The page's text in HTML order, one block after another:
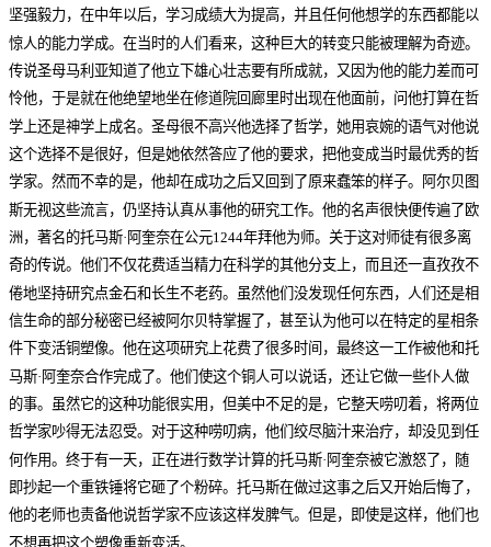
坚强毅力，在中年以后，学习成绩大为提高，并且任何他想学的东西都能以
惊人的能力学成。在当时的人们看来，这种巨大的转变只能被理解为奇迹。
传说圣母马利亚知道了他立下雄心壮志要有所成就，又因为他的能力差而可
怜他，于是就在他绝望地坐在修道院回廊里时出现在他面前，问他打算在哲
学上还是神学上成名。圣母很不高兴他选择了哲学，她用哀婉的语气对他说
这个选择不是很好，但是她依然答应了他的要求，把他变成当时最优秀的哲
学家。然而不幸的是，他却在成功之后又回到了原来蠢笨的样子。阿尔贝图
斯无视这些流言，仍坚持认真从事他的研究工作。他的名声很快便传遍了欧
洲，著名的托马斯·阿奎奈在公元1244年拜他为师。关于这对师徒有很多离
奇的传说。他们不仅花费适当精力在科学的其他分支上，而且还一直孜孜不
倦地坚持研究点金石和长生不老药。虽然他们没发现任何东西，人们还是相
信生命的部分秘密已经被阿尔贝特掌握了，甚至认为他可以在特定的星相条
件下变活铜塑像。他在这项研究上花费了很多时间，最终这一工作被他和托
马斯·阿奎奈合作完成了。他们使这个铜人可以说话，还让它做一些仆人做
的事。虽然它的这种功能很实用，但美中不足的是，它整天唠叨着，将两位
哲学家吵得无法忍受。对于这种唠叨病，他们绞尽脑汁来治疗，却没见到任
何作用。终于有一天，正在进行数学计算的托马斯·阿奎奈被它激怒了，随
即抄起一个重铁锤将它砸了个粉碎。托马斯在做过这事之后又开始后悔了，
他的老师也责备他说哲学家不应该这样发脾气。但是，即使是这样，他们也
不想再把这个塑像重新变活。